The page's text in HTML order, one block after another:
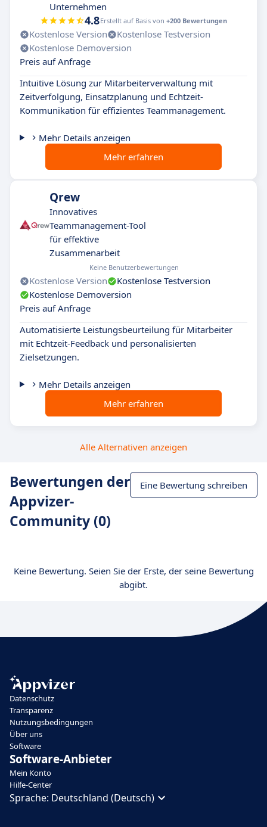
Unternehmen
4.8Erstellt auf Basis von +200 Bewertungen
Kostenlose Version
Kostenlose Testversion
Kostenlose Demoversion
Preis auf Anfrage
Intuitive Lösung zur Mitarbeiterverwaltung mit
Zeitverfolgung, Einsatzplanung und Echtzeit-
Kommunikation für effizientes Teammanagement.
Mehr Details anzeigen
Mehr erfahren
Qrew
Innovatives
Teammanagement-Tool
für effektive
Zusammenarbeit
Keine Benutzerbewertungen
Kostenlose Version
Kostenlose Testversion
Kostenlose Demoversion
Preis auf Anfrage
Automatisierte Leistungsbeurteilung für Mitarbeiter
mit Echtzeit-Feedback und personalisierten
Zielsetzungen.
Mehr Details anzeigen
Mehr erfahren
Alle Alternativen anzeigen
Bewertungen der
Appvizer-
Community (0)
Eine Bewertung schreiben
Keine Bewertung. Seien Sie der Erste, der seine Bewertung
abgibt.
Datenschutz
Transparenz
Nutzungsbedingungen
Über uns
Software
Software-Anbieter
Mein Konto
Hilfe-Center
Sprache: Deutschland (Deutsch)